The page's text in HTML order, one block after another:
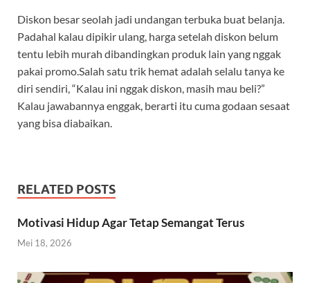
Diskon besar seolah jadi undangan terbuka buat belanja.
Padahal kalau dipikir ulang, harga setelah diskon belum
tentu lebih murah dibandingkan produk lain yang nggak
pakai promo.Salah satu trik hemat adalah selalu tanya ke
diri sendiri, “Kalau ini nggak diskon, masih mau beli?”
Kalau jawabannya enggak, berarti itu cuma godaan sesaat
yang bisa diabaikan.
RELATED POSTS
Motivasi Hidup Agar Tetap Semangat Terus
Mei 18, 2026